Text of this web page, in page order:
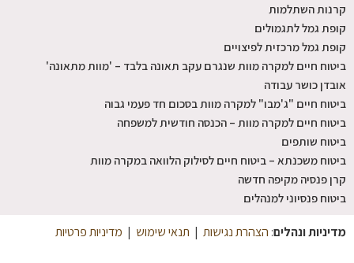
קרנות השתלמות
קופת גמל לתגמולים
קופת גמל מרכזית לפיצויים
ביטוח חיים למקרה מוות שנגרם עקב תאונה בלבד – 'מוות מתאונה'
אובדן כושר עבודה
ביטוח חיים "ג'מבו" למקרה מוות בסכום חד פעמי גבוה
ביטוח חיים למקרה מוות – הכנסה חודשית למשפחה
ביטוח שותפים
ביטוח משכנתא – ביטוח חיים לסילוק הלוואה במקרה מוות
קרן פנסיה מקיפה חדשה
ביטוח פנסיוני למנהלים
מדיניות ונהלים: הצהרת נגישות | תנאי שימוש | מדיניות פרטיות